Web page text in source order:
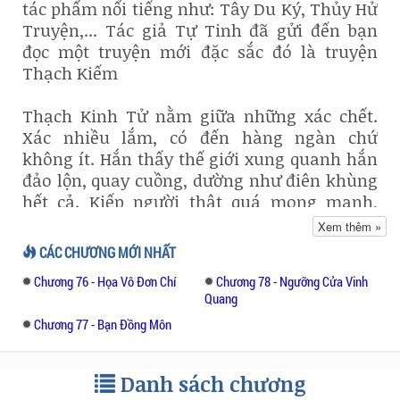
tác phẩm nổi tiếng như: Tây Du Ký, Thủy Hử
Truyện,... Tác giả Tự Tinh đã gửi đến bạn
đọc một truyện mới đặc sắc đó là truyện
Thạch Kiếm
Thạch Kinh Tử nằm giữa những xác chết.
Xác nhiều lắm, có đến hàng ngàn chứ
không ít. Hắn thấy thế giới xung quanh hắn
đảo lộn, quay cuồng, dường như điên khùng
hết cả. Kiếp người thật quá mong manh,
chẳng khác gì chiếc lá thu, mặc cho gió đưa
đẩy.
Cũng như những xác chết bất động nằm kia,
Thạch Kinh Tử phó mặc mưa nắng hành hạ.
Chưa bao giờ hắn thấy yếu đến thế. Hắn tự
cất đầu lên nhưng cố lắm cũng chỉ khỏi mặt
đất được chừng non tấc. Ruồi bay vo ve trên
Xem thêm »
CÁC CHƯƠNG MỚI NHẤT
Chương 76 - Họa Vô Đơn Chí
Chương 78 - Ngưỡng Cửa Vinh
Quang
Chương 77 - Bạn Đồng Môn
Danh sách chương